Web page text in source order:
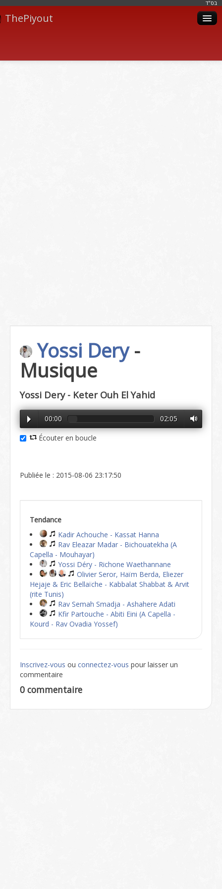
בּס"ד
ThePiyout
Yossi Dery-
Musique
Yossi Dery - Keter Ouh El Yahid
00:00 02:05
Écouter en boucle
Publiée le : 2015-08-06 23:17:50
Tendance
Kadir Achouche - Kassat Hanna
Rav Eleazar Madar - Bichouatekha (A
Capella - Mouhayar)
Yossi Déry - Richone Waethannane
Olivier Seror, Haïm Berda, Eliezer
Hejaje & Eric Bellaïche - Kabbalat Shabbat & Arvit
(rite Tunis)
Rav Semah Smadja - Ashahere Adati
Kfir Partouche - Abiti Eini (A Capella -
Kourd - Rav Ovadia Yossef)
Inscrivez-vous ou connectez-vous pour laisser un
commentaire
0 commentaire